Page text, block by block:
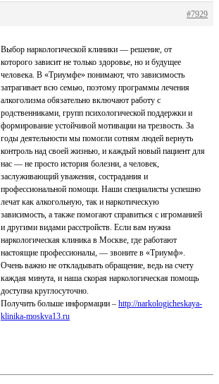
#7929
Выбор наркологической клиники — решение, от
которого зависит не только здоровье, но и будущее
человека. В «Триумфе» понимают, что зависимость
затрагивает всю семью, поэтому программы лечения
алкоголизма обязательно включают работу с
родственниками, групп психологической поддержки и
формирование устойчивой мотивации на трезвость. За
годы деятельности мы помогли сотням людей вернуть
контроль над своей жизнью, и каждый новый пациент для
нас — не просто история болезни, а человек,
заслуживающий уважения, сострадания и
профессиональной помощи. Наши специалисты успешно
лечат как алкогольную, так и наркотическую
зависимость, а также помогают справиться с игроманией
и другими видами расстройств. Если вам нужна
наркологическая клиника в Москве, где работают
настоящие профессионалы, — звоните в «Триумф».
Очень важно не откладывать обращение, ведь на счету
каждая минута, и наша скорая наркологическая помощь
доступна круглосуточно.
Получить больше информации – http://narkologicheskaya-
klinika-moskva13.ru